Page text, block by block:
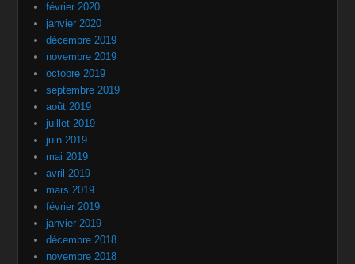
février 2020
janvier 2020
décembre 2019
novembre 2019
octobre 2019
septembre 2019
août 2019
juillet 2019
juin 2019
mai 2019
avril 2019
mars 2019
février 2019
janvier 2019
décembre 2018
novembre 2018